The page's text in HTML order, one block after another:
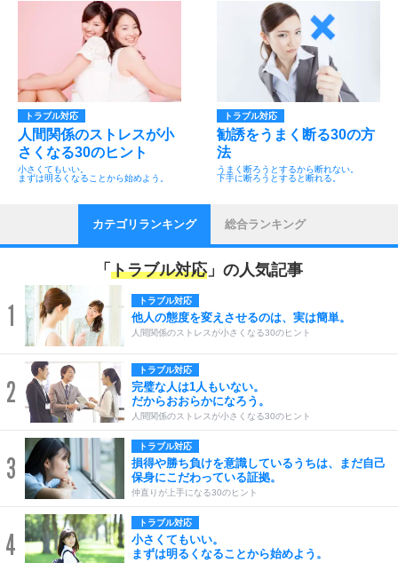
トラブル対応
人間関係のストレスが小
さくなる30のヒント
小さくてもいい。
まずは明るくなることから始めよう。
トラブル対応
勧誘をうまく断る30の方
法
うまく断ろうとするから断れない。
下手に断ろうとすると断れる。
カテゴリランキング 総合ランキング
「 トラブル対応」の人気記事
1 トラブル対応
他人の態度を変えさせるのは、実は簡単。
人間関係のストレスが小さくなる30のヒント
2
トラブル対応
完璧な人は1人もいない。
だからおおらかになろう。
人間関係のストレスが小さくなる30のヒント
3
トラブル対応
損得や勝ち負けを意識しているうちは、まだ自己
保身にこだわっている証拠。
仲直りが上手になる30のヒント
4
トラブル対応
小さくてもいい。
まずは明るくなることから始めよう。